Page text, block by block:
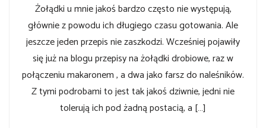
Żołądki u mnie jakoś bardzo często nie występują,
głównie z powodu ich długiego czasu gotowania. Ale
jeszcze jeden przepis nie zaszkodzi. Wcześniej pojawiły
się już na blogu przepisy na żołądki drobiowe, raz w
połączeniu makaronem , a dwa jako farsz do naleśników.
Z tymi podrobami to jest tak jakoś dziwnie, jedni nie
tolerują ich pod żadną postacią, a […]